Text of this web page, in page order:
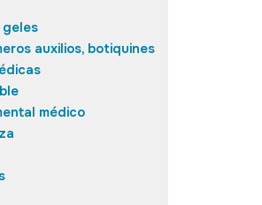
auxilios, botiquines
médico